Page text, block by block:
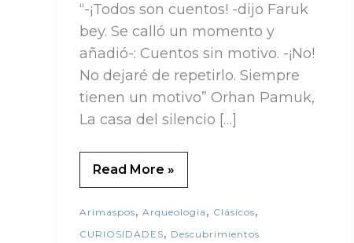
“-¡Todos son cuentos! -dijo Faruk
bey. Se calló un momento y
añadió-: Cuentos sin motivo. -¡No!
No dejaré de repetirlo. Siempre
tienen un motivo” Orhan Pamuk,
La casa del silencio […]
Read More »
Arimaspos, Arqueologia , Clásicos,
CURIOSIDADES, Descubrimientos